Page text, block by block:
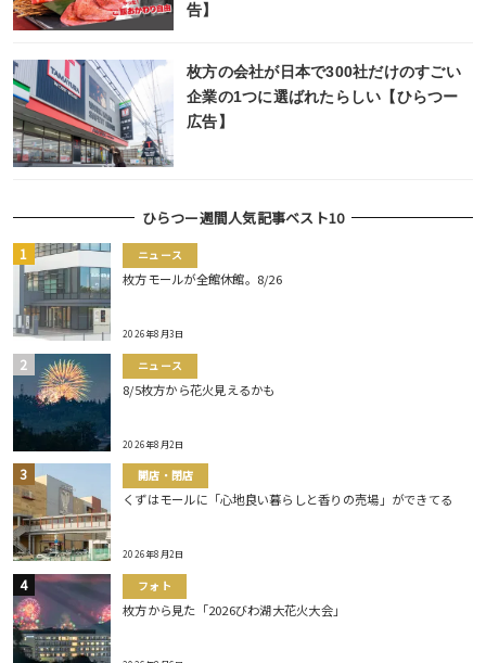
告】
枚方の会社が日本で300社だけのすごい
企業の1つに選ばれたらしい【ひらつー
広告】
ひらつー週間人気記事ベスト10
ニュース
枚方モールが全館休館。8/26
2026年8月3日
ニュース
8/5枚方から花火見えるかも
2026年8月2日
開店・閉店
くずはモールに「心地良い暮らしと香りの売場」ができてる
2026年8月2日
フォト
枚方から見た「2026びわ湖大花火大会」